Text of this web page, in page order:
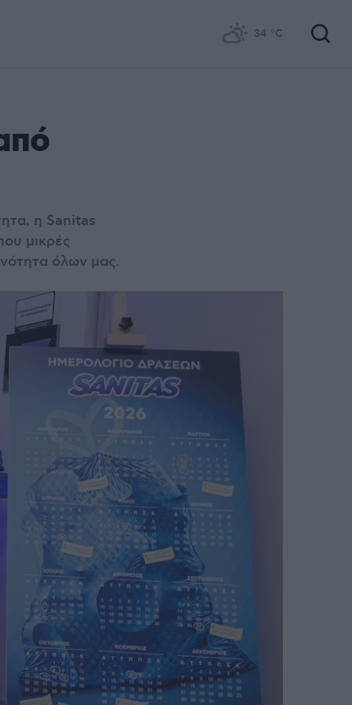
34 °C
η Sanitas
μικρές
όλων μας.